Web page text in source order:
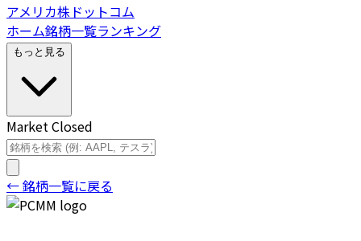
アメリカ株ドットコム
ホーム銘柄一覧ランキング
もっと見る
Market Closed
← 銘柄一覧に戻る